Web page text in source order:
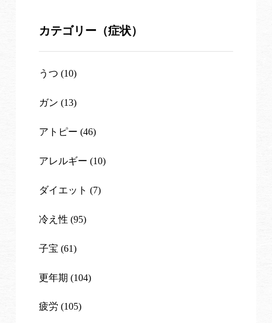
カテゴリー（症状）
うつ (10)
ガン (13)
アトピー (46)
アレルギー (10)
ダイエット (7)
冷え性 (95)
子宝 (61)
更年期 (104)
疲労 (105)